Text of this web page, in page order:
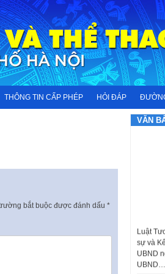
THÔNG TIN CẤP PHÉP HỎI ĐÁP
bắt buộc được đánh dấu *
VĂN
sự và
UBND